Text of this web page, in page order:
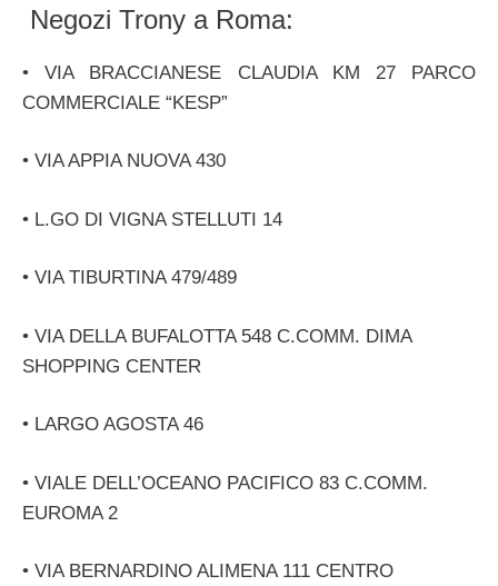
Negozi Trony a Roma:
• VIA BRACCIANESE CLAUDIA KM 27 PARCO
COMMERCIALE “KESP”
• VIA APPIA NUOVA 430
• L.GO DI VIGNA STELLUTI 14
• VIA TIBURTINA 479/489
• VIA DELLA BUFALOTTA 548 C.COMM. DIMA
SHOPPING CENTER
• LARGO AGOSTA 46
• VIALE DELL’OCEANO PACIFICO 83 C.COMM.
EUROMA 2
• VIA BERNARDINO ALIMENA 111 CENTRO